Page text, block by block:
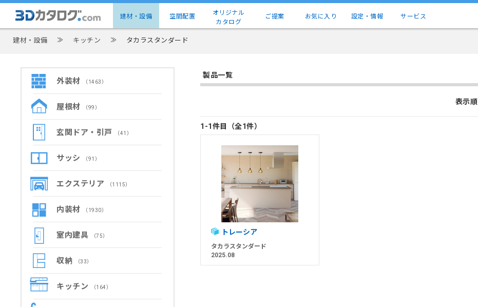
建材・設備 空間配置
オリジナル
カタログ
ご提案 お気に入り 設定・情報 サービス
建材・設備 ≫ キッチン ≫ タカラスタンダード
外装材 （1463）
屋根材 （99）
玄関ドア・引戸 （41）
サッシ （91）
エクステリア （1115）
内装材 （1930）
室内建具 （75）
収納 （33）
キッチン （164）
製品一覧
表示順
1-1件目（全1件）
トレーシア
タカラスタンダード
2025.08